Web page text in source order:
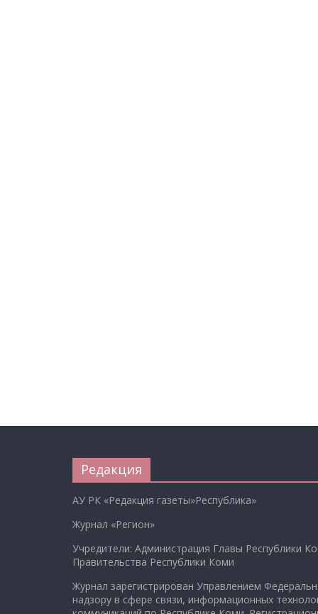
Редакция
АУ РК «Редакция газеты»Республика»
Журнал «Регион»
Учредители: Администрация Главы Республики
Правительства Республики Коми
Журнал зарегистрирован Управлением
надзору в сфере связи, информационных